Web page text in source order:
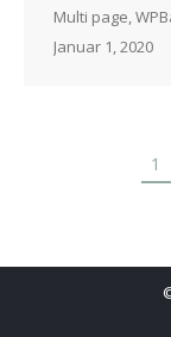
Multi page
Januar 1, 2020
1